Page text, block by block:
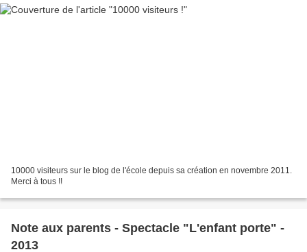
10000 visiteurs sur le blog de l'école depuis sa création en novembre 2011.
Merci à tous !!
Note aux parents - Spectacle "L'enfant porte" -
2013